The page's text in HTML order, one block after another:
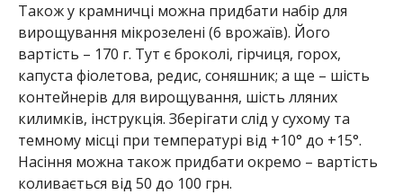
Також у крамничці можна придбати набір для
вирощування мікрозелені (6 врожаїв). Його
вартість – 170 г. Тут є броколі, гірчиця, горох,
капуста фіолетова, редис, соняшник; а ще – шість
контейнерів для вирощування, шість лляних
килимків, інструкція. Зберігати слід у сухому та
темному місці при температурі від +10° до +15°.
Насіння можна також придбати окремо – вартість
коливається від 50 до 100 грн.